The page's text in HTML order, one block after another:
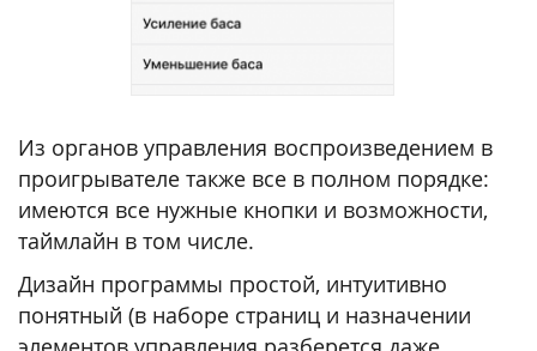
Из органов управления воспроизведением в
проигрывателе также все в полном порядке:
имеются все нужные кнопки и возможности,
таймлайн в том числе.
Дизайн программы простой, интуитивно
понятный (в наборе страниц и назначении